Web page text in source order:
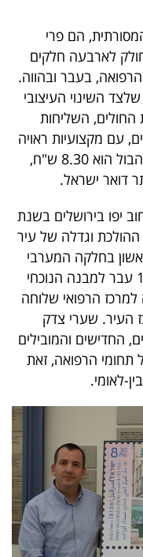
הם פרי
לארבעה חלקים
הרפואה, בעבר ובהווה.
השינוי העיצובי
השליחות
עם מקצועיות ראויה
להוקרה, לצד חמלה ורגש. ערכו של הבול הוא 8.30 ש"ח,
דואר ישראל.
יפו בירושלים בשנת
ההולכת וגדלה של עיר
בחלקה המערבי
של ירושלים המתפתחת. בשנת 1979 עבר למבנה הנוכחי
ובשנת 2002 נוספה למרכז הרפואי שלוחה
העיר. שערי צדק
החדישים והמובילים
תחומי הרפואה, זאת
לאומי.